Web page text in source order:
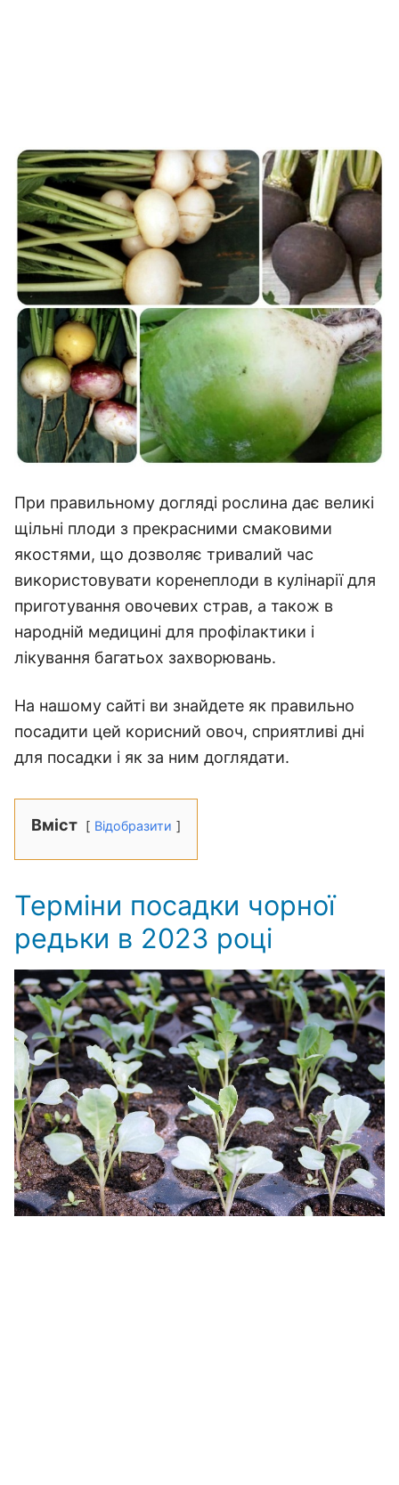
При правильному догляді рослина дає великі
щільні плоди з прекрасними смаковими
якостями, що дозволяє тривалий час
використовувати коренеплоди в кулінарії для
приготування овочевих страв, а також в
народній медицині для профілактики і
лікування багатьох захворювань.
На нашому сайті ви знайдете як правильно
посадити цей корисний овоч, сприятливі дні
для посадки і як за ним доглядати.
Вміст Відобразити
Терміни посадки чорної
редьки в 2023 році